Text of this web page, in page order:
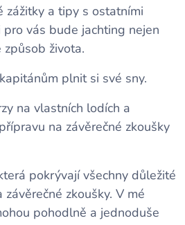
zážitky a tipy s ostatními
pro vás bude jachting nejen
života.
plnit si své sny.
na vlastních lodích a
na závěrečné zkoušky
pokrývají všechny důležité
zkoušky. V mé
pohodlně a jednoduše